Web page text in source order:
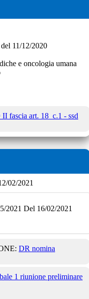
del 11/12/2020
e oncologia umana
fascia art. 18_c.1 - ssd
02/2021
2021 Del 16/02/2021
DR nomina
1 riunione preliminare